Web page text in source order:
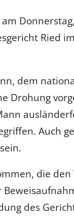
Ried
dem
Drohung
Auch
die den
des